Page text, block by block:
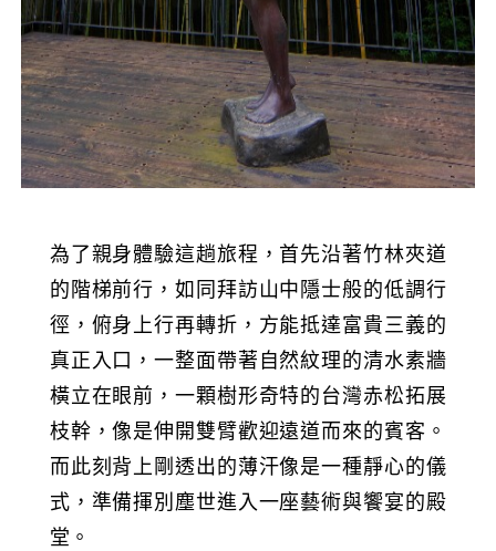
為了親身體驗這趟旅程，首先沿著竹林夾道
的階梯前行，如同拜訪山中隱士般的低調行
徑，俯身上行再轉折，方能抵達富貴三義的
真正入口，一整面帶著自然紋理的清水素牆
橫立在眼前，一顆樹形奇特的台灣赤松拓展
枝幹，像是伸開雙臂歡迎遠道而來的賓客。
而此刻背上剛透出的薄汗像是一種靜心的儀
式，準備揮別塵世進入一座藝術與饗宴的殿
堂。